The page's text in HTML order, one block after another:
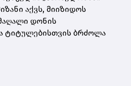
აქვს, მიიზიდოს
დონის
ტიტულებისთვის ბრძოლა